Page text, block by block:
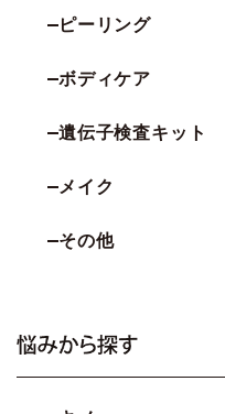
ピーリング
ボディケア
遺伝子検査キット
メイク
その他